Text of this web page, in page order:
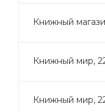
Книжный
Книжный мир,
Книжный мир,